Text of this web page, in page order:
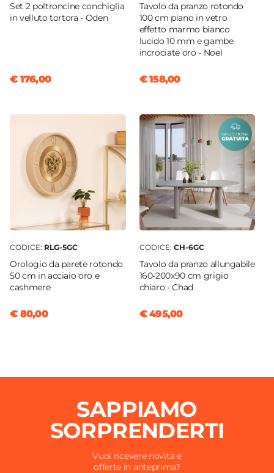
Set 2 poltroncine conchiglia
in velluto tortora - Oden
€ 176,00
Tavolo da pranzo rotondo
100 cm piano in vetro
effetto marmo bianco
lucido 10 mm e gambe
incrociate oro - Noel
€ 158,00
CODICE: RLG-5GC
Orologio da parete rotondo
50 cm in acciaio oro e
cashmere
€ 80,00
CODICE: CH-6GC
Tavolo da pranzo allungabile
160-200x90 cm grigio
chiaro - Chad
€ 495,00
SAPPIAMO
SORPRENDERTI
Vuoi ricevere novità e
offerte in anteprima?